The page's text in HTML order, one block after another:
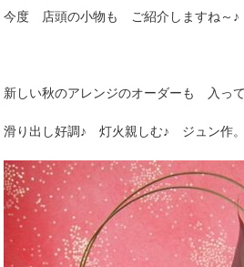
今度 店頭の小物も ご紹介しますね～♪
新しい秋のアレンジのオーダーも 入っ
滑り出し好調♪ 灯火親しむ♪ ジュン作。